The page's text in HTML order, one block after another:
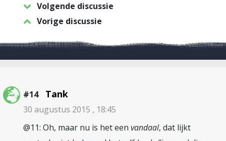
Volgende discussie
Vorige discussie
#14 Tank
30 augustus 2015 , 18:45
@11: Oh, maar nu is het een vandaal, dat lijkt